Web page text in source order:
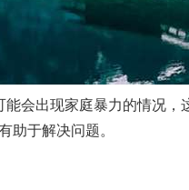
会出现家庭暴力的情况
助于解决问题。